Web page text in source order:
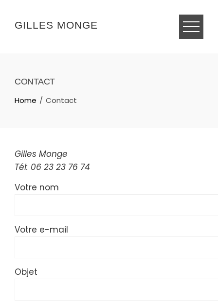
content
GILLES MONGE
CONTACT
Home
Contact
Gilles Monge
Tél: 06 23 23 76 74
Votre nom
Votre e-mail
Objet